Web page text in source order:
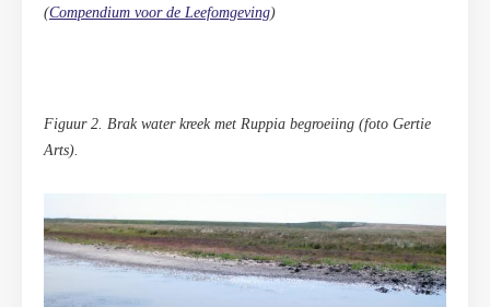
(Compendium voor de Leefomgeving)
Figuur 2. Brak water kreek met Ruppia begroeiing (foto Gertie
Arts).